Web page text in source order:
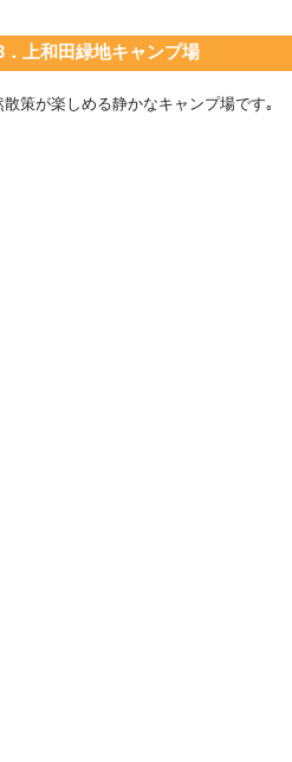
．上和田緑地キャンプ場
散策が楽しめる静かなキャンプ場です｡